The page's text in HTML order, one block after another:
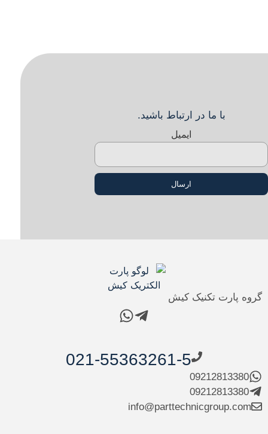
با ما در ارتباط باشید.
ایمیل
ارسال
گروه پارت تکنیک کیش
021-55363261-5
09212813380
09212813380
info@parttechnicgroup.com